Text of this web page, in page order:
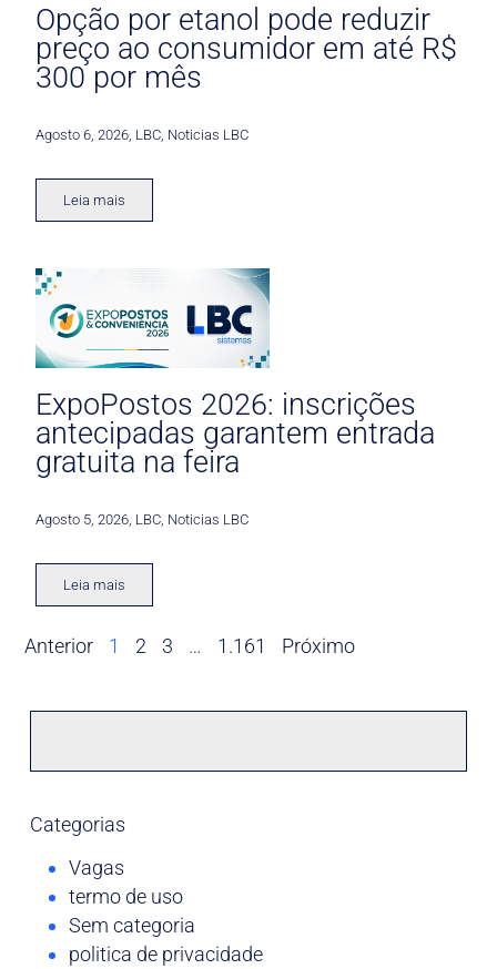
Opção por etanol pode reduzir
preço ao consumidor em até R$
300 por mês
Agosto 6, 2026 LBC Noticias LBC
Leia mais
ExpoPostos 2026: inscrições
antecipadas garantem entrada
gratuita na feira
Agosto 5, 2026 LBC Noticias LBC
Leia mais
Anterior 1 2 3 … 1.161 Próximo
Categorias
Vagas
termo de uso
Sem categoria
politica de privacidade